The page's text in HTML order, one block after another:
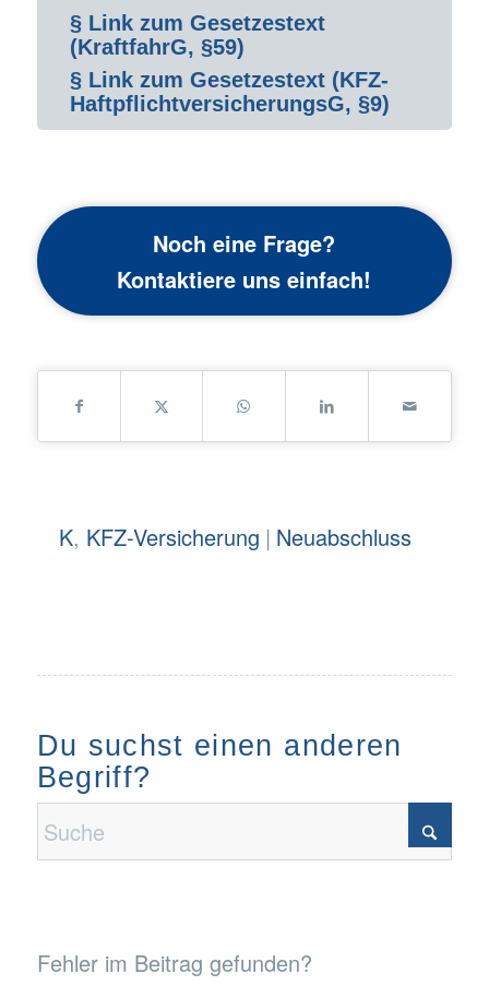
§ Link zum Gesetzestext
(KraftfahrG, §59)
§ Link zum Gesetzestext (KFZ-
HaftpflichtversicherungsG, §9)
Noch eine Frage?
Kontaktiere uns einfach!
K, KFZ-Versicherung | Neuabschluss
Du suchst einen anderen
Begriff?
Fehler im Beitrag gefunden?